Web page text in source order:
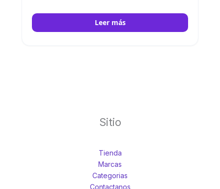
Leer más
Sitio
Tienda
Marcas
Categorias
Contactanos